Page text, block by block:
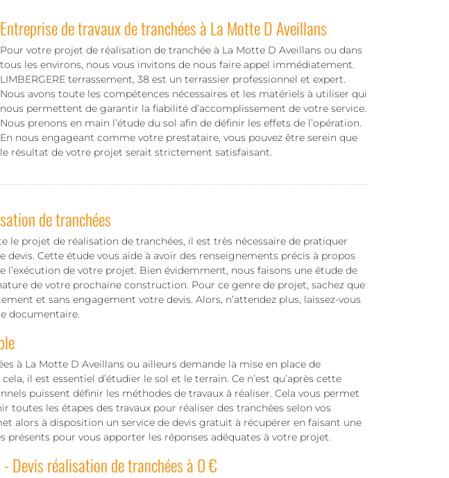
Entreprise de travaux de tranchées à La Motte D Aveillans
Pour votre projet de réalisation de tranchée à La Motte D Aveillans ou dans
tous les environs, nous vous invitons de nous faire appel immédiatement.
LIMBERGERE terrassement, 38 est un terrassier professionnel et expert.
Nous avons toute les compétences nécessaires et les matériels à utiliser qui
nous permettent de garantir la fiabilité d’accomplissement de votre service.
Nous prenons en main l’étude du sol afin de définir les effets de l’opération.
En nous engageant comme votre prestataire, vous pouvez être serein que
le résultat de votre projet serait strictement satisfaisant.
de tranchées
le projet de réalisation de tranchées, il est très nécessaire de pratiquer
devis. Cette étude vous aide à avoir des renseignements précis à propos
l’exécution de votre projet. Bien évidemment, nous faisons une étude de
de votre prochaine construction. Pour ce genre de projet, sachez que
et sans engagement votre devis. Alors, n’attendez plus, laissez-vous
documentaire.
à La Motte D Aveillans ou ailleurs demande la mise en place de
il est essentiel d’étudier le sol et le terrain. Ce n’est qu’après cette
puissent définir les méthodes de travaux à réaliser. Cela vous permet
toutes les étapes des travaux pour réaliser des tranchées selon vos
alors à disposition un service de devis gratuit à récupérer en faisant une
présents pour vous apporter les réponses adéquates à votre projet.
Devis réalisation de tranchées à 0 €